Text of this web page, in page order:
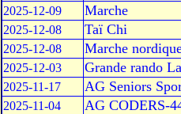
2025-12-09 Marche
2025-12-08 Taï Chi
2025-12-08 Marche
2025-12-03 Grande rando
2025-11-17 AG Seniors
2025-11-04 AG CODERS-